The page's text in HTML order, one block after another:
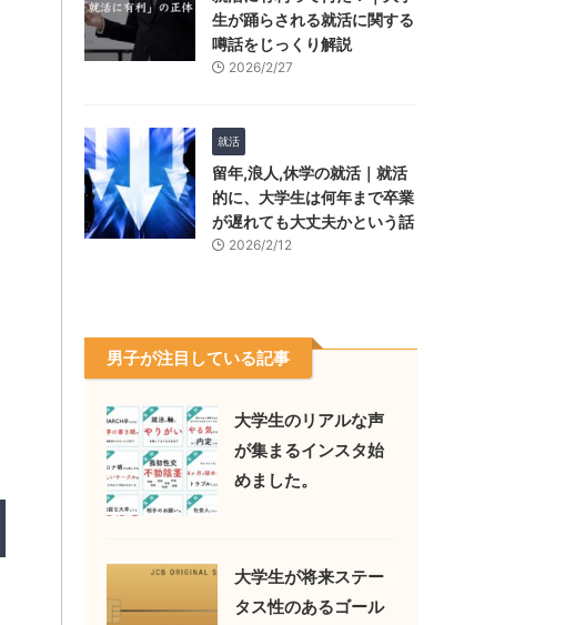
生が踊らされる就活に関する
噂話をじっくり解説
2026/2/27
就活
留年,浪人,休学の就活｜就活
的に、大学生は何年まで卒業
が遅れても大丈夫かという話
2026/2/12
男子が注目している記事
大学生のリアルな声
が集まるインスタ始
めました。
大学生が将来ステー
タス性のあるゴール